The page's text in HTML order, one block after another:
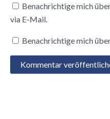
Benachrichtige mich
via E-Mail.
Benachrichtige mich